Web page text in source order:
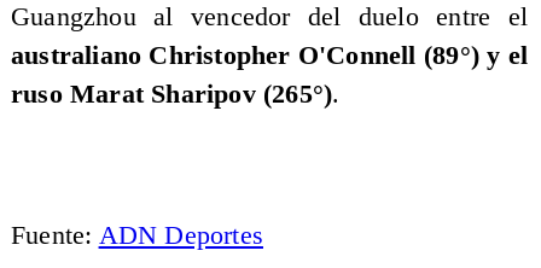
Guangzhou al vencedor del duelo entre el
australiano Christopher O'Connell (89°) y el
ruso Marat Sharipov (265°).
Fuente: ADN Deportes